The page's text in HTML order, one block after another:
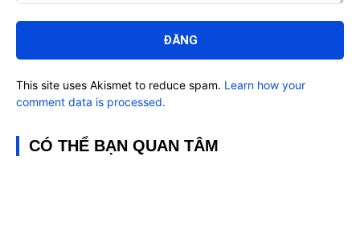
luận:
This site uses Akismet to reduce spam. Learn how your
comment data is processed.
CÓ THỂ BẠN QUAN TÂM